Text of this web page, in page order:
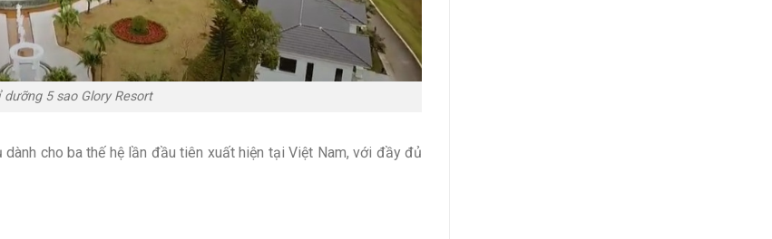
5 sao Glory Resort
cho ba thế hệ lần đầu tiên xuất hiện tại Việt Nam, với đầy đủ